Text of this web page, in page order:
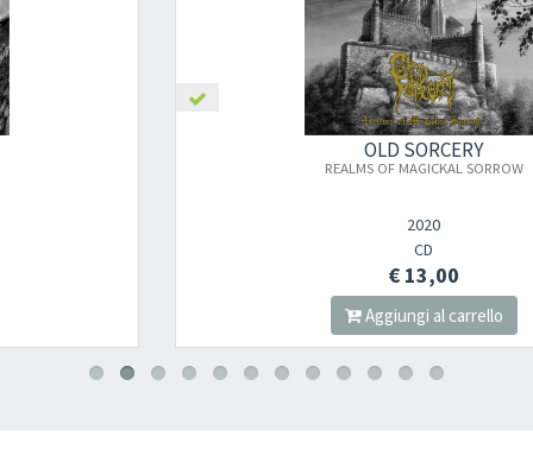
OLD SORCERY
REALMS OF MAGICKAL SORROW
Aggiungi al carrello